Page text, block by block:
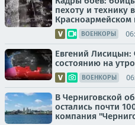
пехоту и технику
ВОЕНКОРЫ
Евгений Лисицын:
состоянию на утро
ВОЕНКОРЫ
В Черниговской
остались почти
компания